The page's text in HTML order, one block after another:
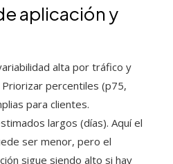
aplicación y
alta por tráfico y
percentiles (p75,
para clientes.
largos (días). Aquí el
ser menor, pero el
sigue siendo alto si hay